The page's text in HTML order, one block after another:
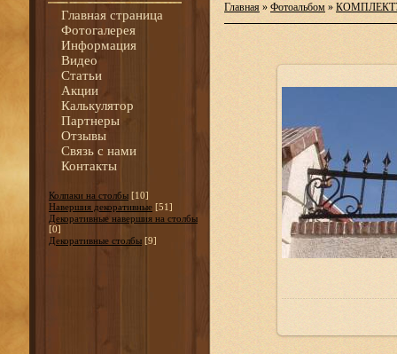
Главная страница
Фотогалерея
Информация
Видео
Статьи
Акции
Калькулятор
Партнеры
Отзывы
Связь с нами
Контакты
Колпаки на столбы [10]
Навершия декоративные [51]
Декоративные навершия на столбы
[0]
Декоративные столбы [9]
Главная » Фотоальбом »